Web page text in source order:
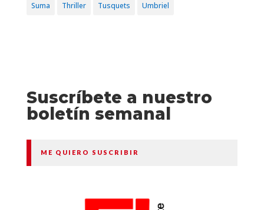
Suma Thriller Tusquets Umbriel
Suscríbete a nuestro
boletín semanal
ME QUIERO SUSCRIBIR